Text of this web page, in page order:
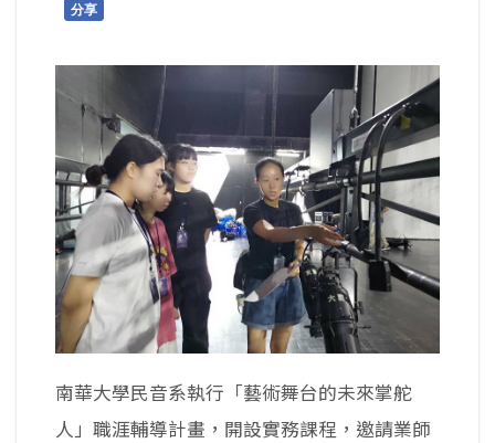
分享
南華大學民音系執行「藝術舞台的未來掌舵
人」職涯輔導計畫，開設實務課程，邀請業師